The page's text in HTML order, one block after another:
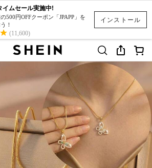
インストール
イムセール実施中!
500円OFFクーポン「JPAPP」を
！
(11,600)